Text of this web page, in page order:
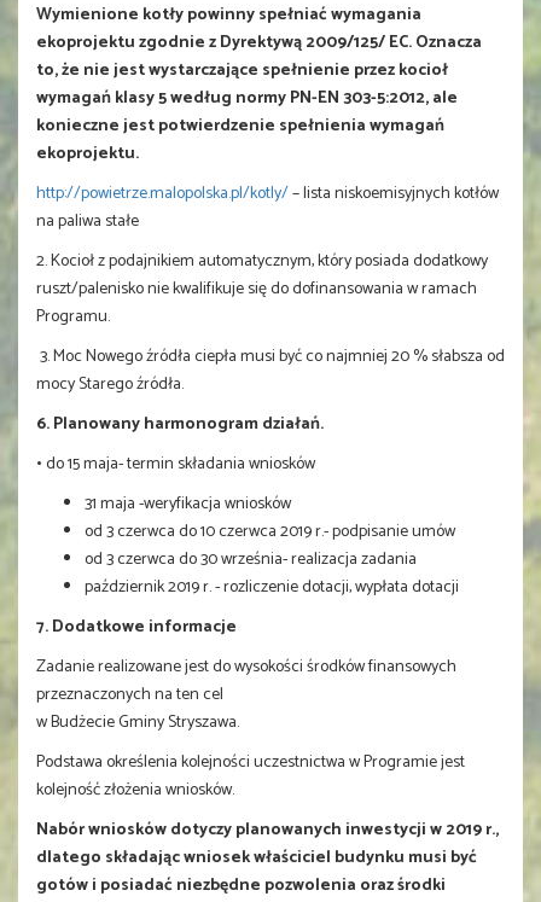
Wymienione kotły powinny spełniać wymagania
ekoprojektu zgodnie z Dyrektywą 2009/125/ EC. Oznacza
to, że nie jest wystarczające spełnienie przez kocioł
wymagań klasy 5 według normy PN-EN 303-5:2012, ale
konieczne jest potwierdzenie spełnienia wymagań
ekoprojektu.
http://powietrze.malopolska.pl/kotly/– lista niskoemisyjnych kotłów
na paliwa stałe
2. Kocioł z podajnikiem automatycznym, który posiada dodatkowy
ruszt/palenisko nie kwalifikuje się do dofinansowania w ramach
Programu.
3. Moc Nowego źródła ciepła musi być co najmniej 20 % słabsza od
mocy Starego źródła.
6. Planowany harmonogram działań.
•do 15 maja- termin składania wniosków
31 maja -weryfikacja wniosków
od 3 czerwca do 10 czerwca 2019 r.- podpisanie umów
od 3 czerwca do 30 września- realizacja zadania
październik 2019 r. - rozliczenie dotacji, wypłata dotacji
7. Dodatkowe informacje
Zadanie realizowane jest do wysokości środków finansowych
przeznaczonych na ten cel
w Budżecie Gminy Stryszawa.
Podstawa określenia kolejności uczestnictwa w Programie jest
kolejność złożenia wniosków.
Nabór wniosków dotyczy planowanych inwestycji w 2019 r.,
dlatego składając wniosek właściciel budynku musi być
gotów i posiadać niezbędne pozwolenia oraz środki